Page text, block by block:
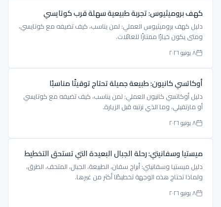
كهف بروميثيوس: تجربة طبيعية سهلة قرب كوتايسي
دليل كهف بروميثيوس العملي: لمن يناسب، كيف تضيفه مع كوتايسي،
ومتى يكون خيارًا ممتازًا للعائلات.
٨ يونيو ٢٠٢٦
أوكاتسي كانيون: طبيعة جميلة تحتاج توقيتًا مناسبًا
دليل أوكاتسي كانيون العملي: لمن يناسب، كيف تضيفه مع كوتايسي
أو مارتفيلي، وما الذي نرتبه قبل الزيارة.
٨ يونيو ٢٠٢٦
ميستيا وسفانيتي: رحلة الجبال البعيدة التي تستحق التخطيط
دليل ميستيا وسفانيتي: أبراج سفان، الطبيعة، الجبال، المتحف، الطرق،
ولماذا تحتاج هذه الوجهة تخطيطًا أكثر من غيرها.
٨ يونيو ٢٠٢٦